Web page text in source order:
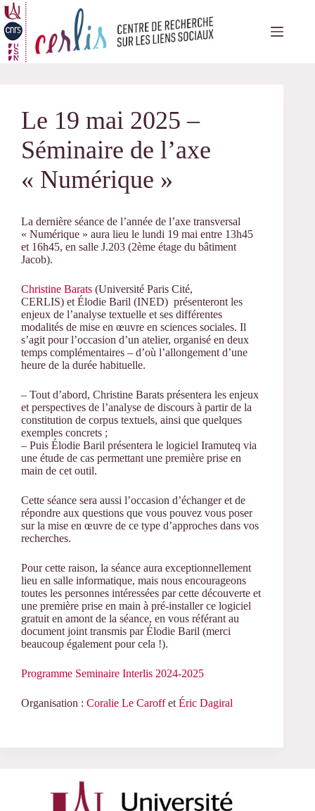
Passer
au
contenu
Le 19 mai 2025 –
Séminaire de l’axe
« Numérique »
La dernière séance de l’année de l’axe transversal
« Numérique » aura lieu le lundi 19 mai entre 13h45
et 16h45, en salle J.203 (2ème étage du bâtiment
Jacob).
Christine Barats (Université Paris Cité,
CERLIS) et Élodie Baril (INED) présenteront les
enjeux de l’analyse textuelle et ses différentes
modalités de mise en œuvre en sciences sociales. Il
s’agit pour l’occasion d’un atelier, organisé en deux
temps complémentaires – d’où l’allongement d’une
heure de la durée habituelle.
– Tout d’abord, Christine Barats présentera les enjeux
et perspectives de l’analyse de discours à partir de la
constitution de corpus textuels, ainsi que quelques
exemples concrets ;
– Puis Élodie Baril présentera le logiciel Iramuteq via
une étude de cas permettant une première prise en
main de cet outil.
Cette séance sera aussi l’occasion d’échanger et de
répondre aux questions que vous pouvez vous poser
sur la mise en œuvre de ce type d’approches dans vos
recherches.
Pour cette raison, la séance aura exceptionnellement
lieu en salle informatique, mais nous encourageons
toutes les personnes intéressées par cette découverte et
une première prise en main à pré-installer ce logiciel
gratuit en amont de la séance, en vous référant au
document joint transmis par Élodie Baril (merci
beaucoup également pour cela !).
Programme Seminaire Interlis 2024-2025
Organisation : Coralie Le Caroffet Éric Dagiral